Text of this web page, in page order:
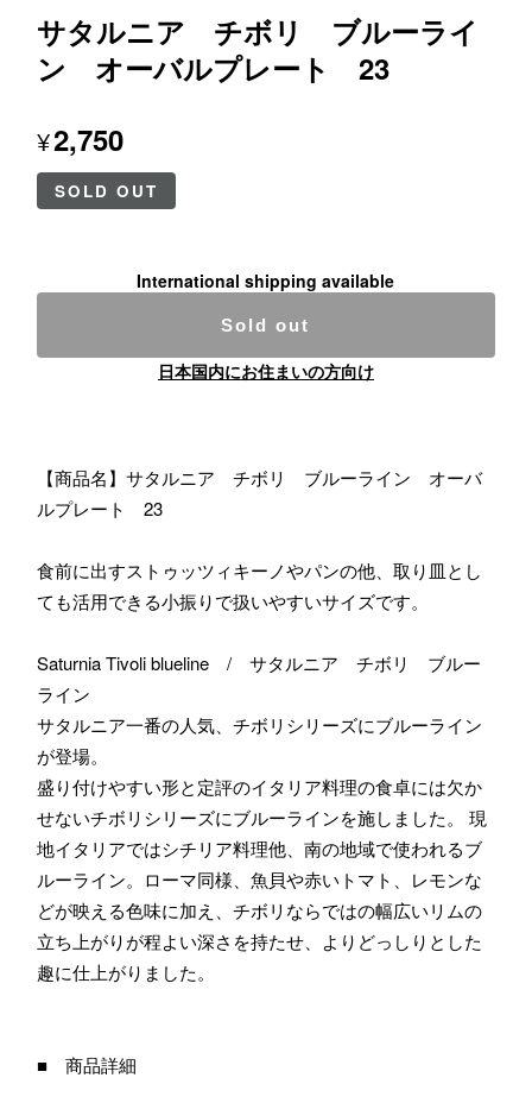
サタルニア チボリ ブルーライ
ン オーバルプレート 23
¥2,750
SOLD OUT
International shipping available
Sold out
日本国内にお住まいの方向け
【商品名】サタルニア チボリ ブルーライン オーバ
ルプレート 23
食前に出すストゥッツィキーノやパンの他、取り皿とし
ても活用できる小振りで扱いやすいサイズです。
Saturnia Tivoli blueline / サタルニア チボリ ブルー
ライン
サタルニア一番の人気、チボリシリーズにブルーライン
が登場。
盛り付けやすい形と定評のイタリア料理の食卓には欠か
せないチボリシリーズにブルーラインを施しました。 現
地イタリアではシチリア料理他、南の地域で使われるブ
ルーライン。ローマ同様、魚貝や赤いトマト、レモンな
どが映える色味に加え、チボリならではの幅広いリムの
立ち上がりが程よい深さを持たせ、よりどっしりとした
趣に仕上がりました。
■ 商品詳細